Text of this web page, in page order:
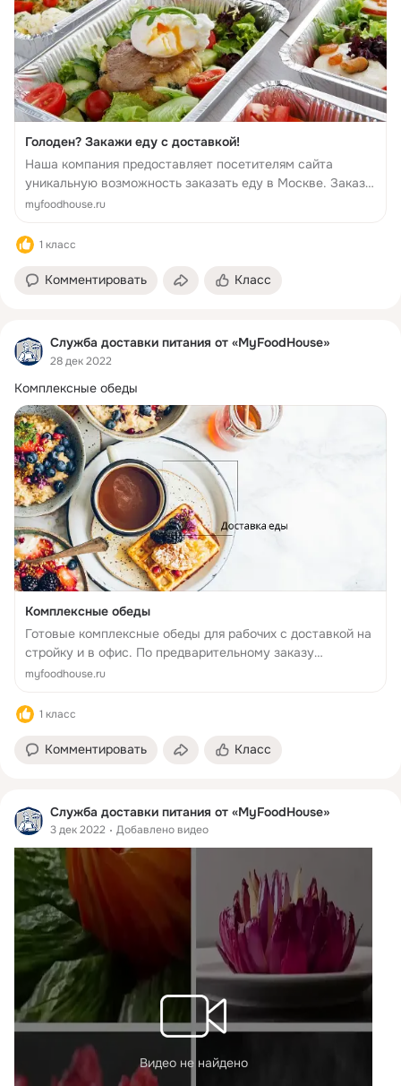
Голоден? Закажи еду с доставкой!
Наша компания предоставляет посетителям сайта
уникальную возможность заказать еду в Москве. Заказ
еды можно оформить через интернет или по телефону.
выбором блюд.
myfoodhouse.ru
1 класс
Комментировать Класс
Служба доставки питания от «MyFoodHouse»
28 дек 2022
Комплексные обеды
Комплексные обеды
Готовые комплексные обеды для рабочих с доставкой на
стройку и в офис. По предварительному заказу
организуем полноценное комплексное питание с
myfoodhouse.ru
1 класс
Комментировать Класс
Служба доставки питания от «MyFoodHouse»
3 дек 2022 Добавлено видео
Видео не найдено